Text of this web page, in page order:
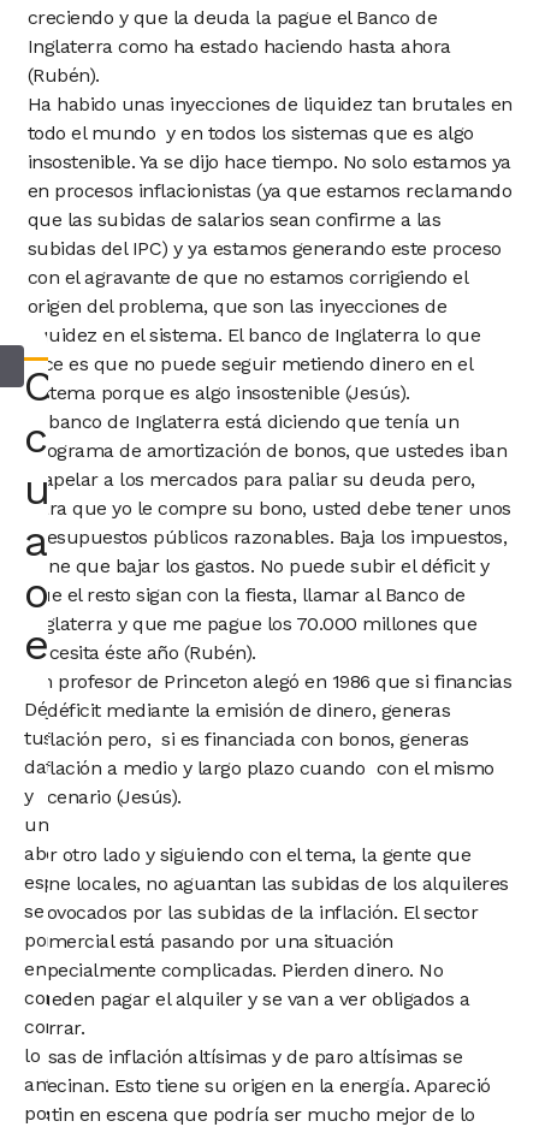
creciendo y que la deuda la pague el Banco de
Inglaterra como ha estado haciendo hasta ahora
(Rubén).
Ha habido unas inyecciones de liquidez tan brutales en
todo el mundo y en todos los sistemas que es algo
insostenible. Ya se dijo hace tiempo. No solo estamos ya
en procesos inflacionistas (ya que estamos reclamando
que las subidas de salarios sean confirme a las
subidas del IPC) y ya estamos generando este proceso
con el agravante de que no estamos corrigiendo el
origen del problema, que son las inyecciones de
liquidez en el sistema. El banco de Inglaterra lo que
dice es que no puede seguir metiendo dinero en el
sistema porque es algo insostenible (Jesús).
El banco de Inglaterra está diciendo que tenía un
programa de amortización de bonos, que ustedes iban
a apelar a los mercados para paliar su deuda pero,
para que yo le compre su bono, usted debe tener unos
presupuestos públicos razonables. Baja los impuestos,
tiene que bajar los gastos. No puede subir el déficit y
que el resto sigan con la fiesta, llamar al Banco de
Inglaterra y que me pague los 70.000 millones que
necesita éste año (Rubén).
Un profesor de Princeton alegó en 1986 que si financias
el déficit mediante la emisión de dinero, generas
inflación pero, si es financiada con bonos, generas
inflación a medio y largo plazo cuando con el mismo
escenario (Jesús).
Por otro lado y siguiendo con el tema, la gente que
tiene locales, no aguantan las subidas de los alquileres
provocados por las subidas de la inflación. El sector
comercial está pasando por una situación
especialmente complicadas. Pierden dinero. No
pueden pagar el alquiler y se van a ver obligados a
cerrar.
Tasas de inflación altísimas y de paro altísimas se
avecinan. Esto tiene su origen en la energía. Apareció
Putin en escena que podría ser mucho mejor de lo
Consultar
con
un
abogado
o
economista
Déjanos
tus
datos
y
un
abogado
especialista
se
pondrá
en
contacto
contigo
lo
antes
posible.